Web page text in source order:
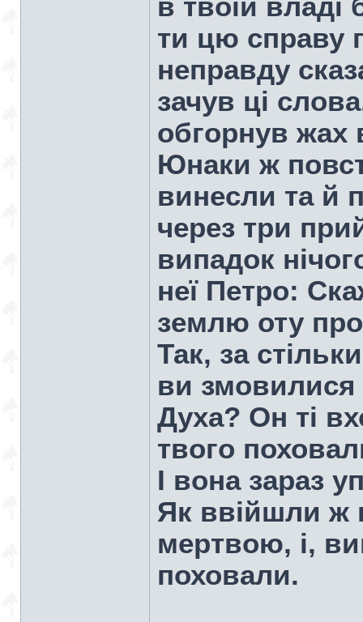
в твоїй
ти цю справу
неправду
зачув ці
обгорнув жах
Юнаки ж
винесли та й
через три
випадок
неї Петро:
землю оту
Так, за
ви змовилися
Духа? Он ті
твого
І вона зараз
Як ввійшли ж
мертвою, і,
поховали.